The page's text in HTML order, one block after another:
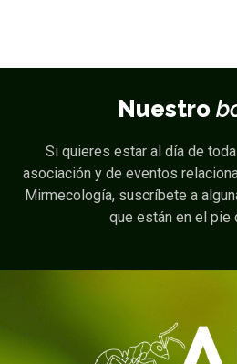
Nuestro
Si quieres estar al día de
asociación y de eventos
Mirmecología, suscríbete a
que están en el pie